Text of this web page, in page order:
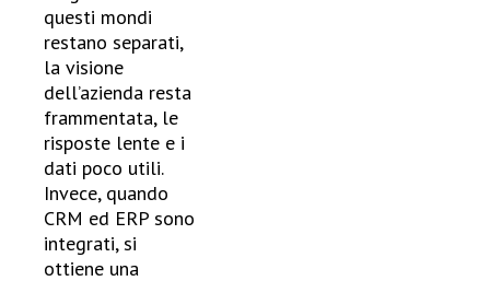
questi mondi
restano separati,
la visione
dell’azienda resta
frammentata, le
risposte lente e i
dati poco utili.
Invece, quando
CRM ed ERP sono
integrati, si
ottiene una